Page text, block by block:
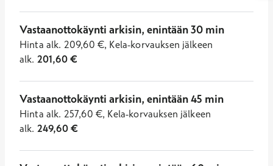
Vastaanottokäynti arkisin, enintään 30 min
Hinta alk. 209,60 €, Kela-korvauksen jälkeen
alk. 201,60€
Vastaanottokäynti arkisin, enintään 45 min
Hinta alk. 257,60 €, Kela-korvauksen jälkeen
alk. 249,60€